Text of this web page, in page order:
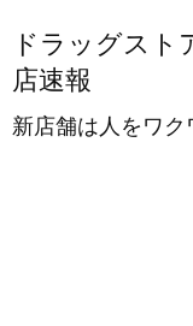
ドラッグスト
店速報
新店舗は人をワク